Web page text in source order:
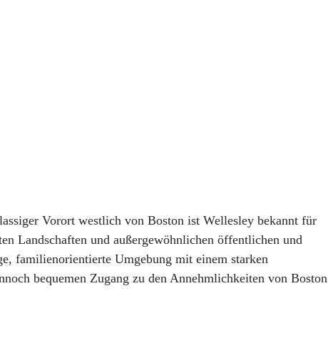
Vorort westlich von Boston ist Wellesley bekannt für
Landschaften und außergewöhnlichen öffentlichen und
familienorientierte Umgebung mit einem starken
bequemen Zugang zu den Annehmlichkeiten von Boston